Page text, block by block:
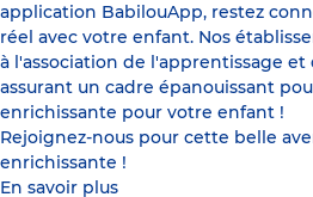
application BabilouApp, restez
réel avec votre enfant. Nos
à l'association de l'apprentissage
assurant un cadre épanouissant
enrichissante pour votre enfant !
Rejoignez-nous pour cette belle
enrichissante !
En savoir plus